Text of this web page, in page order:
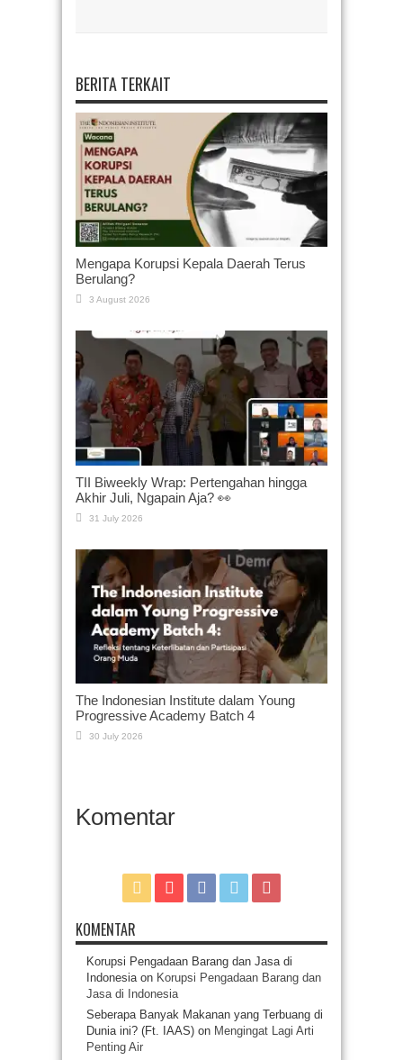
BERITA TERKAIT
Mengapa Korupsi Kepala Daerah Terus
Berulang?
3 August 2026
TII Biweekly Wrap: Pertengahan hingga
Akhir Juli, Ngapain Aja? 👀
31 July 2026
The Indonesian Institute dalam Young
Progressive Academy Batch 4
30 July 2026
Komentar
KOMENTAR
Korupsi Pengadaan Barang dan Jasa di
Indonesiaon Korupsi Pengadaan Barang dan
Jasa di Indonesia
Seberapa Banyak Makanan yang Terbuang di
Dunia ini? (Ft. IAAS) on Mengingat Lagi Arti
Penting Air